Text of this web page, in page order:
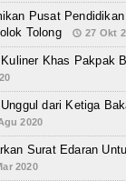
Pusat
Tolong
27 Okt
Khas Pakpak
dari Ketiga
2020
Surat Edaran
2020